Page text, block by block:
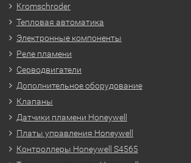
Kromschroder
Тепловая автоматика
Электронные компоненты
Реле пламени
Серводвигатели
Дополнительное оборудование
Клапаны
Датчики пламени Honeywell
Платы управления Honeywell
Контроллеры Honeywell S4565